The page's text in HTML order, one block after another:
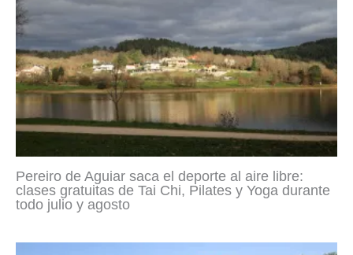
Pereiro de Aguiar saca el deporte al aire libre:
clases gratuitas de Tai Chi, Pilates y Yoga durante
todo julio y agosto